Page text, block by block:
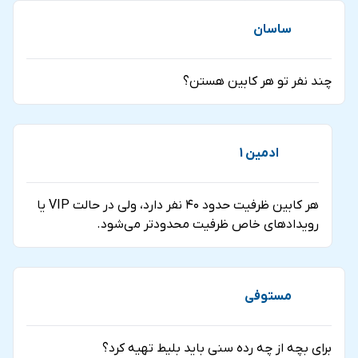
خواهد زد. چرخ و فلک عین دبی با الهام از چرخ و فلک مشهور
استفاده شده که 33 درصد بیشتر از آهن به کار رفته در
به طول 2400 کیلومتر وظیفه ثابت نگه داشتن کابین های آن
را عهده دارند.
ساسان
چند نفر تو هر کابین هستن؟
ادمین 1
هر کابین ظرفیت حدود ۴۰ نفر دارد، ولی در حالت VIP یا
رویدادهای خاص ظرفیت محدودتر می‌شود.
مستوفی
برای بچه از چه رده سنی باید بلیط تهیه کرد؟